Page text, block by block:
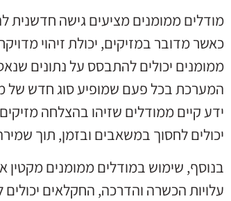
מודלים ממומנים מציעים גישה חדשנית
כאשר מדובר במזיקים, יכולת זיהוי
ממומנים יכולים להתבסס על נתונים
ידע קיים ממודלים שזיהו בהצלחה
יכולים לחסוך במשאבים ובזמן, תוך
בנוסף, שימוש במודלים ממומנים
עלויות הכשרה והדרכה, החקלאים